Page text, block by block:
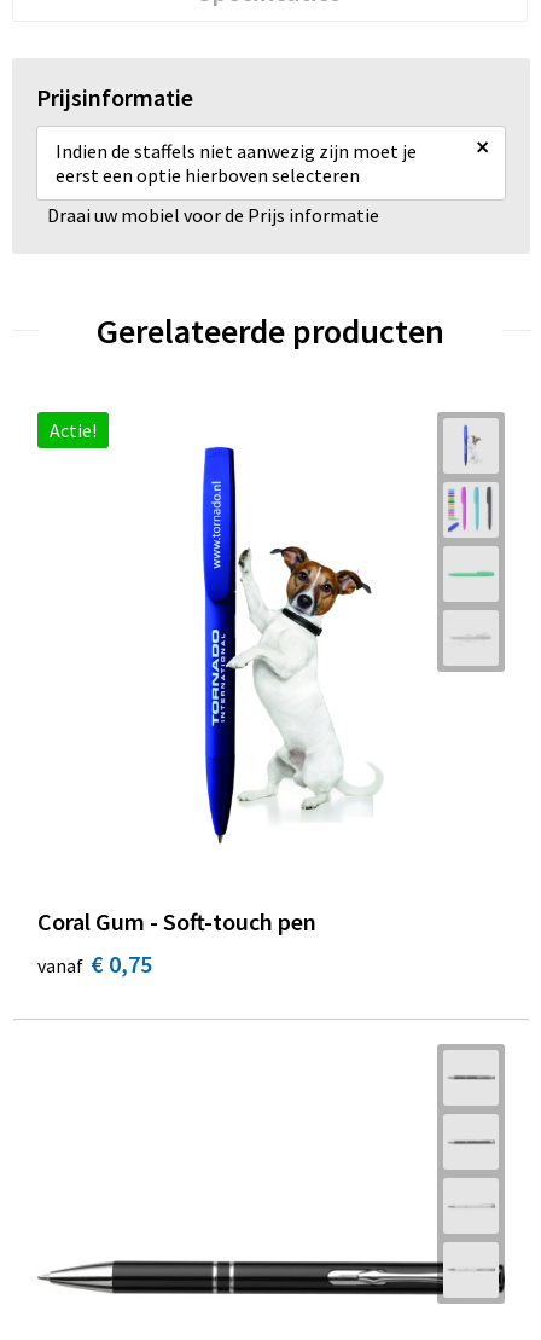
Prijsinformatie
Indien de staffels niet aanwezig zijn moet je
eerst een optie hierboven selecteren
×
Draai uw mobiel voor de Prijs informatie
Gerelateerde producten
Actie!
Coral Gum - Soft-touch pen
vanaf € 0,75